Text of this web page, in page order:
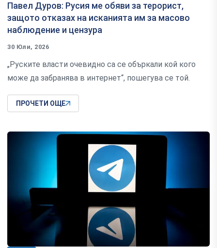
Павел Дуров: Русия ме обяви за терорист,
защото отказах на исканията им за масово
наблюдение и цензура
30 Юли, 2026
„Руските власти очевидно са се объркали кой кого
може да забранява в интернет“, пошегува се той.
ПРОЧЕТИ ОЩЕ